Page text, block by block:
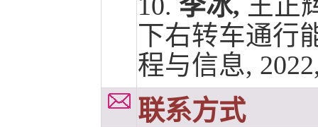
下右转车通行
程与信息,
联系方式